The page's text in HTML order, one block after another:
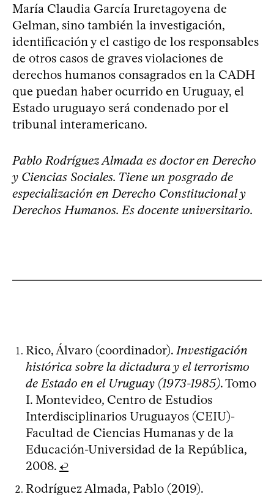
María Claudia García Iruretagoyena de
Gelman, sino también la investigación,
identificación y el castigo de los responsables
de otros casos de graves violaciones de
derechos humanos consagrados en la CADH
que puedan haber ocurrido en Uruguay, el
Estado uruguayo será condenado por el
tribunal interamericano.
Pablo Rodríguez Almada es doctor en Derecho
y Ciencias Sociales. Tiene un posgrado de
especialización en Derecho Constitucional y
Derechos Humanos. Es docente universitario.
Rico, Álvaro (coordinador).Investigación
histórica sobre la dictadura y el terrorismo
de Estado en el Uruguay (1973-1985). Tomo
I. Montevideo, Centro de Estudios
Interdisciplinarios Uruguayos (CEIU)-
Facultad de Ciencias Humanas y de la
Educación-Universidad de la República,
2008. ↩
Rodríguez Almada, Pablo (2019).